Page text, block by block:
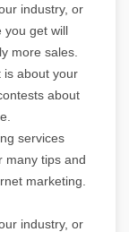
industry, or
you get will
more sales.
is about your
about
services
many tips and
marketing.
industry, or